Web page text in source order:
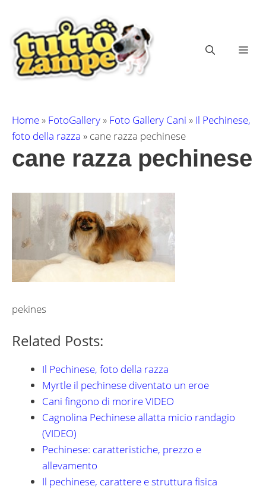
contenuto
Home» FotoGallery» Foto Gallery Cani » Il Pechinese,
foto della razza » cane razza pechinese
cane razza pechinese
pekines
Related Posts:
Il Pechinese, foto della razza
Myrtle il pechinese diventato un eroe
Cani fingono di morire VIDEO
Cagnolina Pechinese allatta micio randagio
(VIDEO)
Pechinese: caratteristiche, prezzo e
allevamento
Il pechinese, carattere e struttura fisica